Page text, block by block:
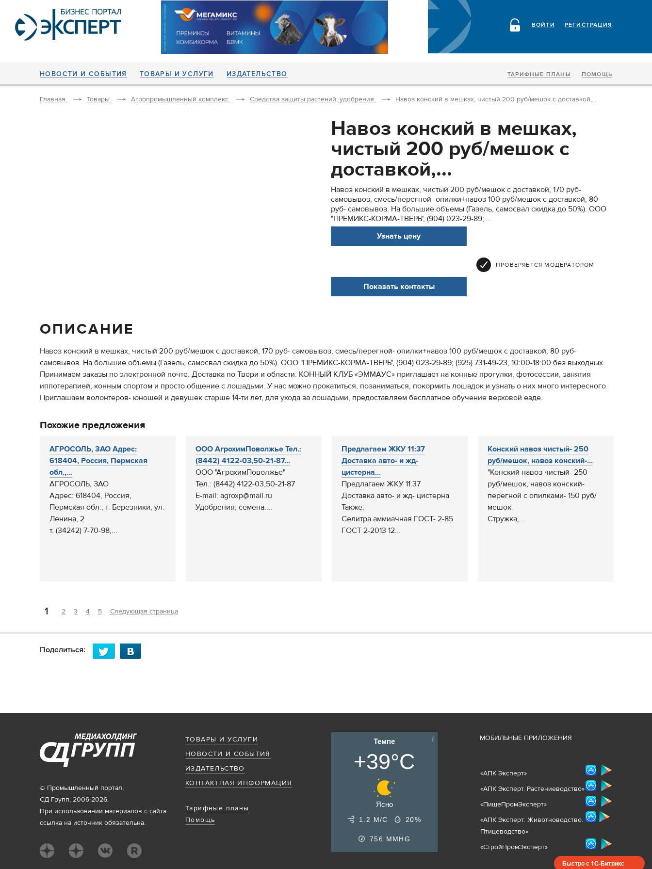
РЕГИСТРАЦИЯ
ВОЙТИ
НОВОСТИ И СОБЫТИЯ ТОВАРЫ И УСЛУГИ ИЗДАТЕЛЬСТВО ТАРИФНЫЕ ПЛАНЫ ПОМОЩЬ
Главная Товары Агропромышленный комплекс Средства защиты растений, удобрения Навоз конский в мешках, чистый 200 руб/мешок с доставкой,...
Навоз конский в мешках,
чистый 200 руб/мешок с
доставкой,...
Навоз конский в мешках, чистый 200 руб/мешок с доставкой, 170 руб-
самовывоз, смесь/перегной- опилки+навоз 100 руб/мешок с доставкой, 80
руб- самовывоз. На большие объемы (Газель, самосвал скидка до 50%). ООО
"ПРЕМИКС-КОРМА-ТВЕРЬ", (904) 023-29-89;...
Узнать цену
ПРОВЕРЯЕТСЯ МОДЕРАТОРОМ
Показать контакты
ОПИСАНИЕ
Навоз конский в мешках, чистый 200 руб/мешок с доставкой, 170 руб- самовывоз, смесь/перегной- опилки+навоз 100 руб/мешок с доставкой, 80 руб-
самовывоз. На большие объемы (Газель, самосвал скидка до 50%). ООО "ПРЕМИКС-КОРМА-ТВЕРЬ", (904) 023-29-89; (925) 731-49-23, 10:00-18:00 без выходных.
Принимаем заказы по электронной почте. Доставка по Твери и области. КОННЫЙ КЛУБ «ЭММАУС» приглашает на конные прогулки, фотосессии, занятия
иппотерапией, конным спортом и просто общение с лошадьми. У нас можно прокатиться, позаниматься, покормить лошадок и узнать о них много интересного.
Приглашаем волонтеров- юношей и девушек старше 14-ти лет, для ухода за лошадьми, предоставляем бесплатное обучение верховой езде.
Похожие предложения
АГРОСОЛЬ, ЗАО Адрес:
618404, Россия, Пермская
обл.,...
АГРОСОЛЬ, ЗАО
Адрес: 618404, Россия,
Пермская обл., г. Березники, ул.
Ленина, 2
т. (34242) 7-70-98,...
ООО АгрохимПоволжье Тел.:
(8442) 4122-03,50-21-87...
ООО "АгрохимПоволжье"
Тел.: (8442) 4122-03,50-21-87
E-mail: agroxp@mail.ru
Удобрения, семена....
Предлагаем ЖКУ 11:37
Доставка авто- и жд-
цистерна...
Предлагаем ЖКУ 11:37
Доставка авто- и жд- цистерна
Также:
Селитра аммиачная ГОСТ- 2-85
ГОСТ 2-2013 12...
Конский навоз чистый- 250
руб/мешок, навоз конский-...
"Конский навоз чистый- 250
руб/мешок, навоз конский-
перегной с опилками- 150 руб/
мешок.
Стружка,...
1 2 3 4 5 Следующая страница
Поделиться:
ТОВАРЫ И УСЛУГИ
НОВОСТИ И СОБЫТИЯ
ИЗДАТЕЛЬСТВО
КОНТАКТНАЯ ИНФОРМАЦИЯ
Тарифные планы
Помощь
© Промышленный портал,
СД Групп, 2006-2026.
При использовании материалов с сайта
ссылка на источник обязательна.
Темпе
+39°C
Ясно
1.2 М/С 20%
756 MMHG
МОБИЛЬНЫЕ ПРИЛОЖЕНИЯ
«АПК Эксперт»
«АПК Эксперт. Растениеводство»
«ПищеПромЭксперт»
«АПК Эксперт: Животноводство.
Птицеводство»
«СтройПромЭксперт»
Быстро с 1С-Битрикс